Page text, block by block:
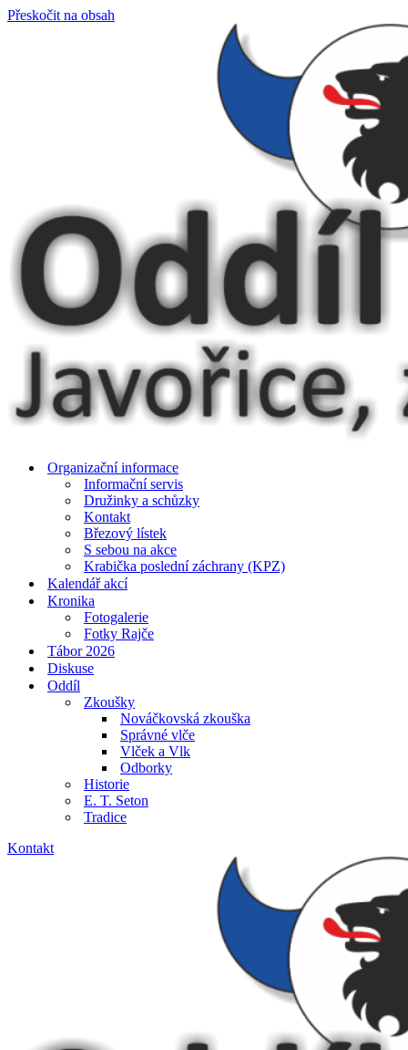
Přeskočit na obsah
Organizační informace
Informační servis
Družinky a schůzky
Kontakt
Březový lístek
S sebou na akce
Krabička poslední záchrany (KPZ)
Kalendář akcí
Kronika
Fotogalerie
Fotky Rajče
Tábor 2026
Diskuse
Oddíl
Zkoušky
Nováčkovská zkouška
Správné vlče
Vlček a Vlk
Odborky
Historie
E. T. Seton
Tradice
Kontakt